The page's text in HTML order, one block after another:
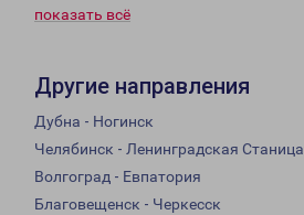
показать всё
Другие направления
Дубна - Ногинск
Челябинск - Ленинградская Станица
Волгоград - Евпатория
Благовещенск - Черкесск